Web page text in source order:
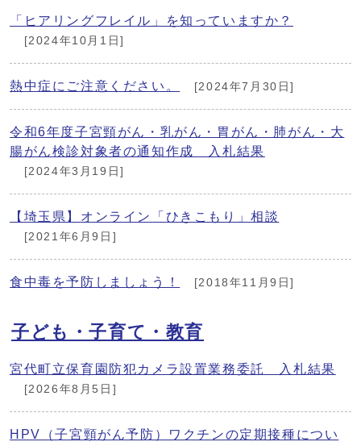
「ヒアリングフレイル」を知っていますか？
[2024年10月1日]
熱中症にご注意ください。 [2024年7月30日]
令和6年度子宮頸がん・乳がん・胃がん・肺がん・大
腸がん検診対象者の通知作成 入札結果
[2024年3月19日]
【埼玉県】オンライン「ひきこもり」相談
[2021年6月9日]
食中毒を予防しましょう！ [2018年11月9日]
子ども・子育て・教育
宮代町立保育園防犯カメラ設置業務委託 入札結果
[2026年8月5日]
HPV（子宮頸がん予防）ワクチンの定期接種につい